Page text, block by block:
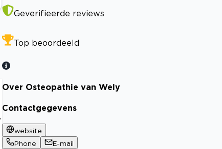
Geverifieerde reviews
Top beoordeeld
Over Osteopathie van Wely
Contactgegevens
website
Phone
E-mail